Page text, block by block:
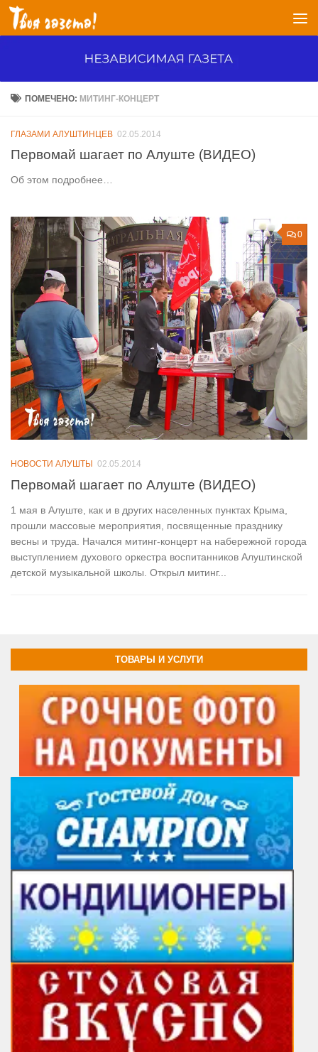
Перейти к содержимому
ПОМЕЧЕНО: МИТИНГ-КОНЦЕРТ
ГЛАЗАМИ АЛУШТИНЦЕВ 02.05.2014
Первомай шагает по Алуште (ВИДЕО)
Об этом подробнее…
0
НОВОСТИ АЛУШТЫ 02.05.2014
Первомай шагает по Алуште (ВИДЕО)
1 мая в Алуште, как и в других населенных пунктах Крыма,
прошли массовые мероприятия, посвященные празднику
весны и труда. Начался митинг-концерт на набережной города
выступлением духового оркестра воспитанников Алуштинской
детской музыкальной школы. Открыл митинг...
ТОВАРЫ И УСЛУГИ